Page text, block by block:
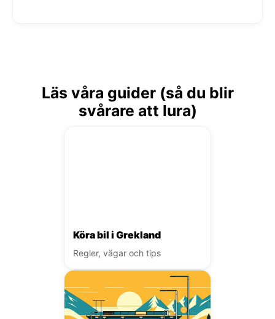
Läs våra guider (så du blir
svårare att lura)
Köra bil i Grekland
Regler, vägar och tips